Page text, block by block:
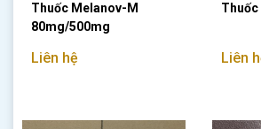
Thuốc Melanov-M
80mg/500mg
Liên hệ Liên